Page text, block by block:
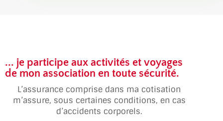
... je participe aux activités et voyages
de mon association en toute sécurité.
L’assurance comprise dans ma cotisation
m’assure, sous certaines conditions, en cas
d’accidents corporels.